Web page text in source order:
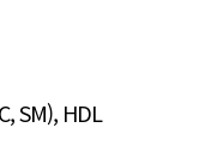
SM), HDL